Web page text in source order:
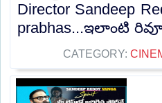
Director Sandeep
prabhas...ఇలాంటి
CATEGORY: